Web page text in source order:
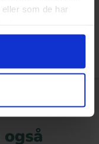
som de har